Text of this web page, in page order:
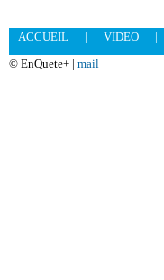
ACCUEIL | VIDEO |
© EnQuete+ | mail